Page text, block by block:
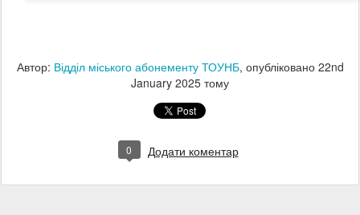
Автор: Відділ міського абонементу ТОУНБ, опубліковано 22nd
January 2025 тому
0 Додати коментар